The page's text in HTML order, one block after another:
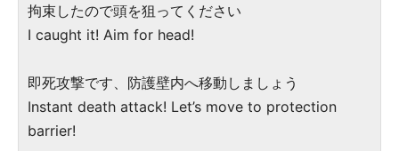
拘束したので頭を狙ってください
I caught it! Aim for head!
即死攻撃です、防護壁内へ移動しましょう
Instant death attack! Let’s move to protection
barrier!